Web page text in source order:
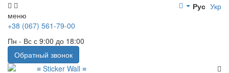
меню
Рус Укр
+38 (067) 561-79-00
Пн - Вс с 9:00 до 18:00
Обратный звонок